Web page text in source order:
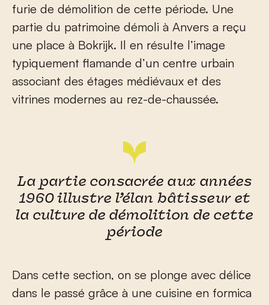
furie de démolition de cette période. Une
partie du patrimoine démoli à Anvers a reçu
une place à Bokrijk. Il en résulte l’image
typiquement flamande d’un centre urbain
associant des étages médiévaux et des
vitrines modernes au rez-de-chaussée.
La partie consacrée aux années
1960 illustre l’élan bâtisseur et
la culture de démolition de cette
période
Dans cette section, on se plonge avec délice
dans le passé grâce à une cuisine en formica